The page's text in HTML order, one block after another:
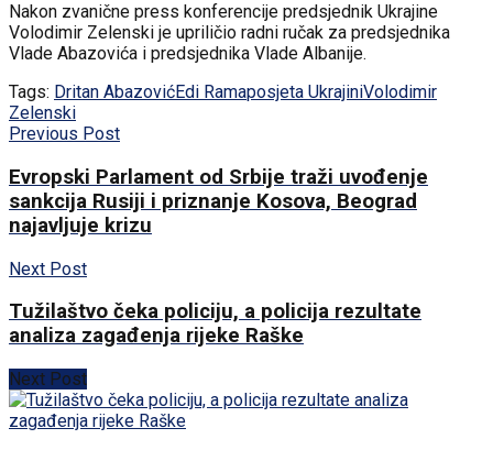
Nakon zvanične press konferencije predsjednik Ukrajine
Volodimir Zelenski je upriličio radni ručak za predsjednika
Vlade Abazovića i predsjednika Vlade Albanije.
Tags: Dritan AbazovićEdi Ramaposjeta UkrajiniVolodimir
Zelenski
Previous Post
Evropski Parlament od Srbije traži uvođenje
sankcija Rusiji i priznanje Kosova, Beograd
najavljuje krizu
Next Post
Tužilaštvo čeka policiju, a policija rezultate
analiza zagađenja rijeke Raške
Next Post